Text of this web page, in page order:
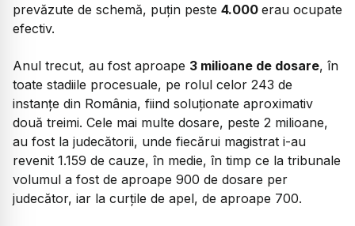
prevăzute de schemă, puțin peste 4.000 erau ocupate
efectiv.
Anul trecut, au fost aproape 3 milioane de dosare, în
toate stadiile procesuale, pe rolul celor 243 de
instanțe din România, fiind soluționate aproximativ
două treimi. Cele mai multe dosare, peste 2 milioane,
au fost la judecătorii, unde fiecărui magistrat i-au
revenit 1.159 de cauze, în medie, în timp ce la tribunale
volumul a fost de aproape 900 de dosare per
judecător, iar la curțile de apel, de aproape 700.